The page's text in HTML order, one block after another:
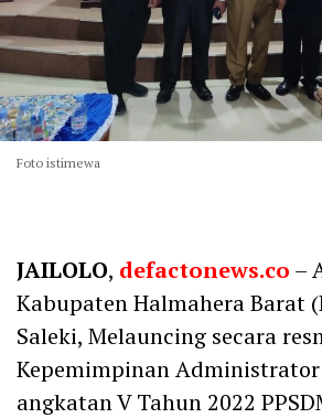
Foto istimewa
JAILOLO, defactonews.co –
Kabupaten Halmahera Barat
Saleki, Melauncing secara
Kepemimpinan Administrator
angkatan V Tahun 2022